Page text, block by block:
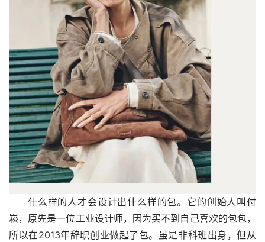
什么样的人才会设计出什么样的包。它的创始人叫付
崧，原先是一位工业设计师，因为买不到自己喜欢的包包，
所以在2013年辞职创业做起了包。虽是非科班出身，但从